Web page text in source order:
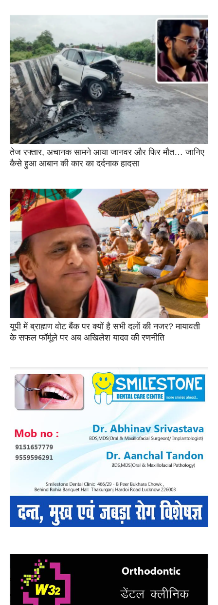
तेज रफ्तार, अचानक सामने आया जानवर और फिर मौत… जानिए
कैसे हुआ आबान की कार का दर्दनाक हादसा
यूपी में ब्राह्मण वोट बैंक पर क्यों है सभी दलों की नजर? मायावती
के सफल फॉर्मूले पर अब अखिलेश यादव की रणनीति